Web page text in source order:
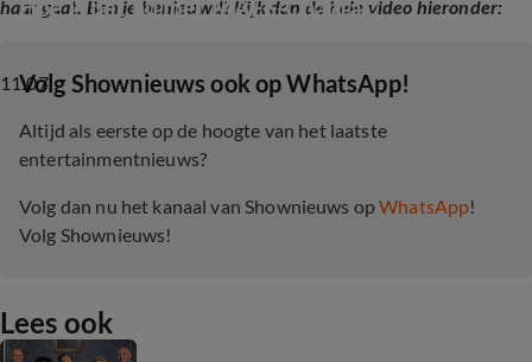
haar gaat. Ben je benieuwd? Kijk dan de hele video hieronder:
11:07
Hoe is het nu met MAFS-Chantal?
‎Volg Shownieuws ook op WhatsApp!
Altijd als eerste op de hoogte van het laatste
entertainmentnieuws?
Volg dan nu het kanaal van Shownieuws opWhatsApp!
Volg Shownieuws!
Lees ook